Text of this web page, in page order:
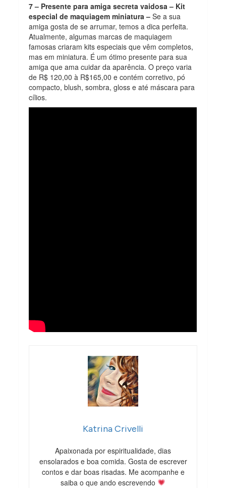
7 – Presente para amiga secreta vaidosa – Kit
especial de maquiagem miniatura – Se a sua
amiga gosta de se arrumar, temos a dica perfeita.
Atualmente, algumas marcas de maquiagem
famosas criaram kits especiais que vêm completos,
mas em miniatura. É um ótimo presente para sua
amiga que ama cuidar da aparência. O preço varia
de R$ 120,00 à R$165,00 e contém corretivo, pó
compacto, blush, sombra, gloss e até máscara para
cílios.
Katrina Crivelli
Apaixonada por espiritualidade, dias
ensolarados e boa comida. Gosta de escrever
contos e dar boas risadas. Me acompanhe e
saiba o que ando escrevendo